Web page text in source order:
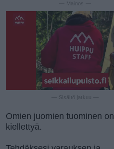
— Mainos —
— Sisältö jatkuu —
Omien juomien tuominen on
kiellettyä.